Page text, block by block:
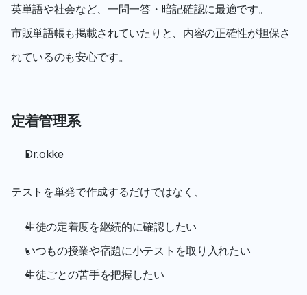
英単語や社会など、一問一答・暗記確認に最適です。
市販単語帳も掲載されていたりと、内容の正確性が担保さ
れているのも安心です。
定着管理系
Dr.okke
テストを単発で作成するだけではなく、
生徒の定着度を継続的に確認したい
いつもの授業や宿題に小テストを取り入れたい
生徒ごとの苦手を把握したい